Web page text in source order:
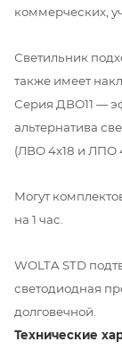
коммерческих,
Светильник
также имеет
Серия ДВО11 —
альтернатива
(ЛВО 4х18 и ЛПО
Могут
на 1 час.
WOLTA STD
светодиодная
долговечной.
Технические